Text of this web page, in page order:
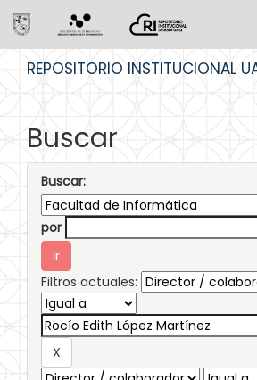
REPOSITORIO INSTITUCIONAL
Buscar
Buscar:
por
Filtros actuales: